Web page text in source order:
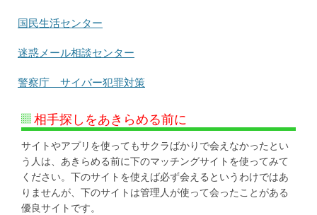
国民生活センター
迷惑メール相談センター
警察庁 サイバー犯罪対策
相手探しをあきらめる前に
サイトやアプリを使ってもサクラばかりで会えなかったとい
う人は、あきらめる前に下のマッチングサイトを使ってみて
ください。下のサイトを使えば必ず会えるというわけではあ
りませんが、下のサイトは管理人が使って会ったことがある
優良サイトです。